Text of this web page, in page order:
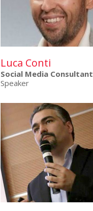
Luca Conti
Social Media Consultant
Speaker